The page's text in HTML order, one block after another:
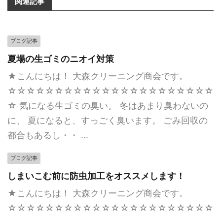
ブログ記事
夏場の生ゴミのニオイ対策
★こんにちは！ 大森クリーニング商会です。
☆☆☆☆☆☆☆☆☆☆☆☆☆☆☆☆☆☆☆☆☆☆
☆ 気になる生ゴミの臭い。 冬はあまり臭わないの
に、 夏になると、すっごく臭います。 ごみ回収の
都合もあるし・・ ...
ブログ記事
しまいこむ前に防虫加工をオススメします！
★こんにちは！ 大森クリーニング商会です。
☆☆☆☆☆☆☆☆☆☆☆☆☆☆☆☆☆☆☆☆☆☆